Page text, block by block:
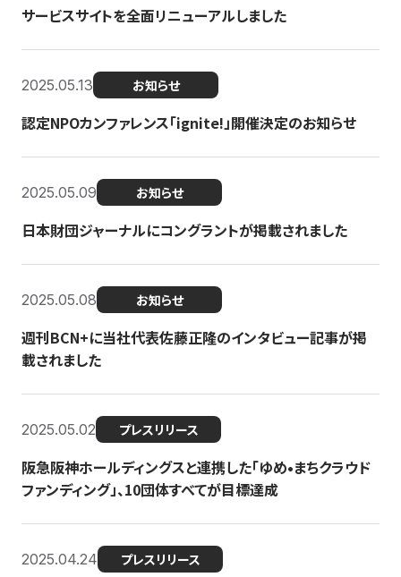
サービスサイトを全面リニューアルしました
2025.05.13 お知らせ
認定NPOカンファレンス「ignite!」開催決定のお知らせ
2025.05.09 お知らせ
日本財団ジャーナルにコングラントが掲載されました
2025.05.08 お知らせ
週刊BCN+に当社代表佐藤正隆のインタビュー記事が掲
載されました
2025.05.02 プレスリリース
阪急阪神ホールディングスと連携した「ゆめ•まちクラウド
ファンディング」、10団体すべてが目標達成
2025.04.24 プレスリリース